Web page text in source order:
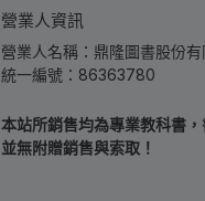
營業人資訊
營業人名稱：鼎隆圖書股份有
統一編號：86363780
本站所銷售均為專業教科書
並無附贈銷售與索取！